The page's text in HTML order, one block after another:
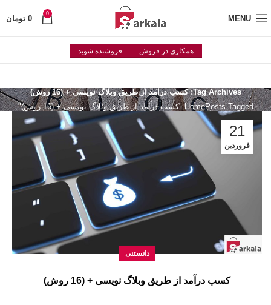
MENU
0
0 تومان
همکاری در فروش فروشنده شوید
Tag Archives: کسب درآمد از طریق وبلاگ نویسی + (16 روش)
HomePosts Tagged "کسب درآمد از طریق وبلاگ نویسی + (16 روش)"
21
فروردین
دانستنی
کسب درآمد از طریق وبلاگ نویسی + (16 روش)